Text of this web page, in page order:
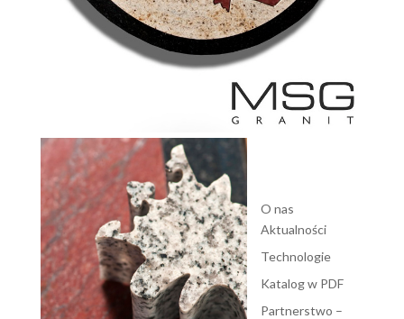
O nas
Aktualności
Technologie
Katalog w PDF
Partnerstwo –